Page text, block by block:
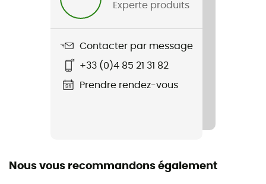
Neuf avec étiquettes
Experte produits
Contacter par message
+33 (0)4 85 21 31 82
Prendre rendez-vous
Nous vous recommandons également